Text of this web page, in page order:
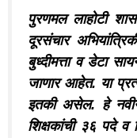
पुरणमल लाहोटी
दूरसंचार
बुध्दीमत्ता व डेटा
जाणार आहेत. या
इतकी असेल. हे
शिक्षकांची ३६ पदे व